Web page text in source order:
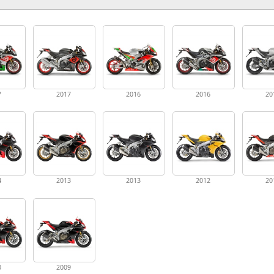
2017 2016 2016
2013 2013 2012
2009